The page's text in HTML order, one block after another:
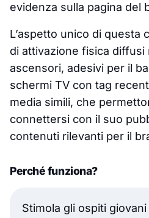
evidenza sulla pagina del
L’aspetto unico di questa
di attivazione fisica diffusi
ascensori, adesivi per il
schermi TV con tag
media simili, che
connettersi con il suo
contenuti rilevanti per il
Perché funziona?
Stimola gli ospiti